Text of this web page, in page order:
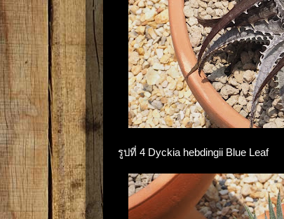
รูปที่ 4 Dyckia hebdingii Blue Leaf